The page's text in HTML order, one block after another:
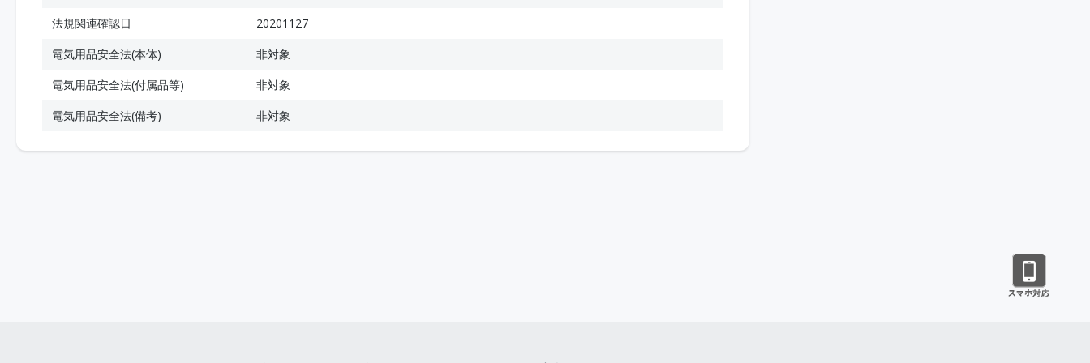
法規関連確認日
20201127
電気用品安全法(本体)
非対象
電気用品安全法(付属品等)
非対象
電気用品安全法(備考)
非対象